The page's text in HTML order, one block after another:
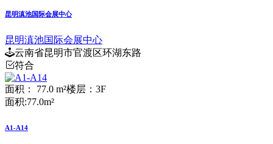
昆明滇池国际会展中心
昆明滇池国际会展中心
云南省昆明市官渡区环湖东路
符合
面积： 77.0 m²楼层：3F
面积:77.0m²
A1-A14